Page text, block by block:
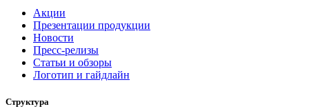
Акции
Презентации продукции
Новости
Пресс-релизы
Статьи и обзоры
Логотип и гайдлайн
Структура